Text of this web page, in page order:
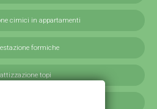
cimici in appartamenti
formiche
topi